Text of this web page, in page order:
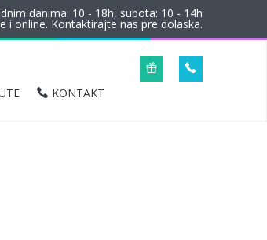
danima: 10 - 18h, subota: 10 - 14h
i online. Kontaktirajte nas pre dolaska.
KONTAKT